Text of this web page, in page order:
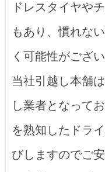
ドレスタイヤや
もあり、慣れな
く可能性がござい
当社引越し本舗
し業者となって
を熟知したドラ
びしますのでご